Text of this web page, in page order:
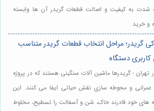
شدت به کیفیت و اصالت قطعات گریدر آن ها وابسته
و خرید
گریدر؛ مراحل انتخاب قطعات گریدر متناسب
دستگاه
تهران - گریدرها ماشین آلات سنگینی هستند که در پروژه
عمرانی و محوطه سازی نقش حیاتی ایفا می کنند. این
های خود قادرند خاک، شن و آسفالت را تسطیح، مخلوط